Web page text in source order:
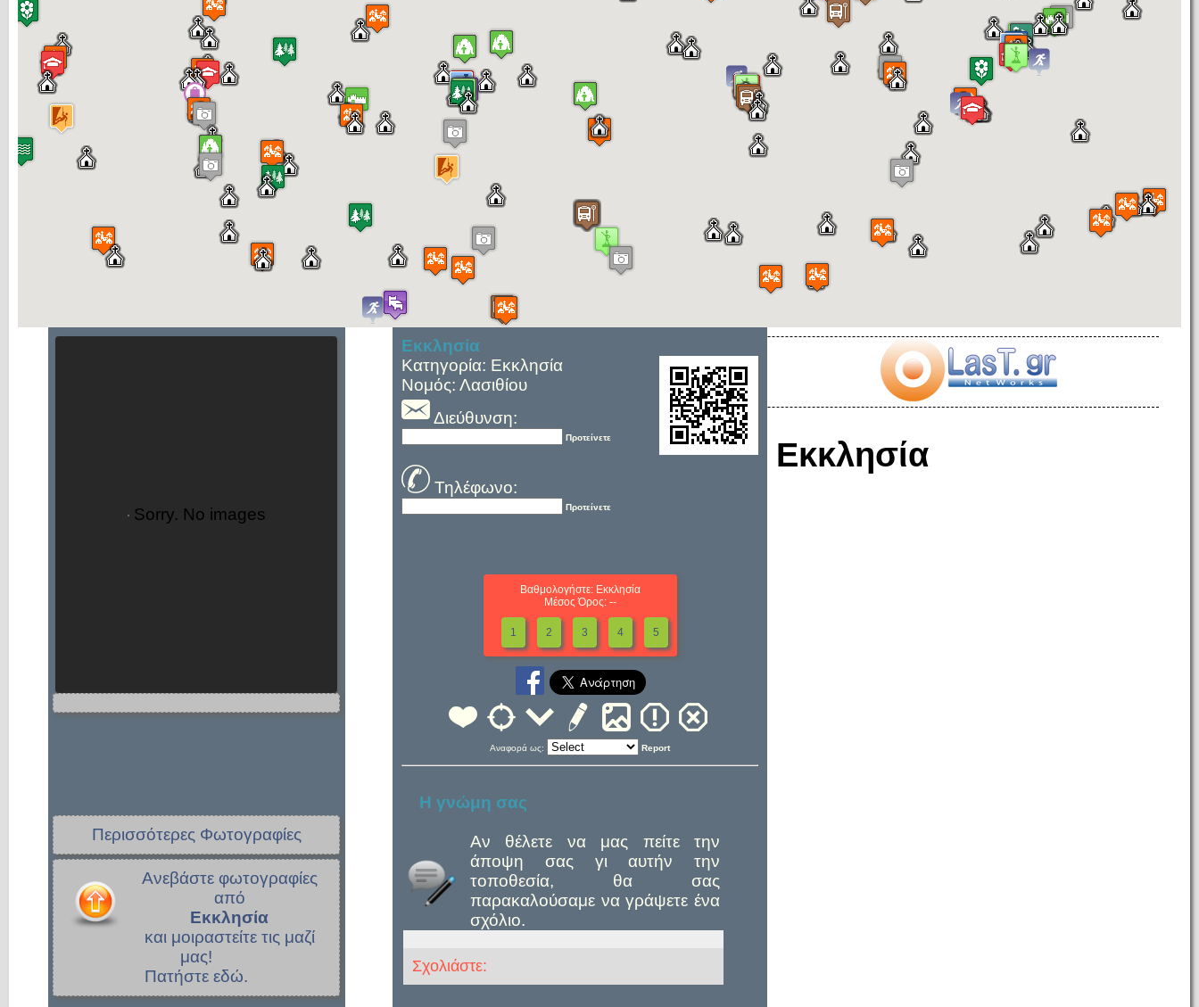
Sorry. No images
Περισσότερες Φωτογραφίες
Ανεβάστε φωτογραφίες
από
Εκκλησία
και μοιραστείτε τις μαζί
μας!
Πατήστε εδώ.
Εκκλησία
Κατηγορία: Εκκλησία
Νομός: Λασιθίου
Διεύθυνση:
Προτείνετε
Τηλέφωνο:
Προτείνετε
Βαθμολογήστε: Εκκλησία
Μέσος Όρος: --
1 2 3 4 5
Αναφορά ως: Report
Η γνώμη σας
Αν θέλετε να μας πείτε την
άποψη σας γι αυτήν την
τοποθεσία, θα σας
παρακαλούσαμε να γράψετε ένα
σχόλιο.
Σχολιάστε:
Εκκλησία